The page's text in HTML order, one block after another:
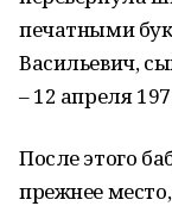
печатными
Васильевич,
– 12 апреля
После этого
прежнее